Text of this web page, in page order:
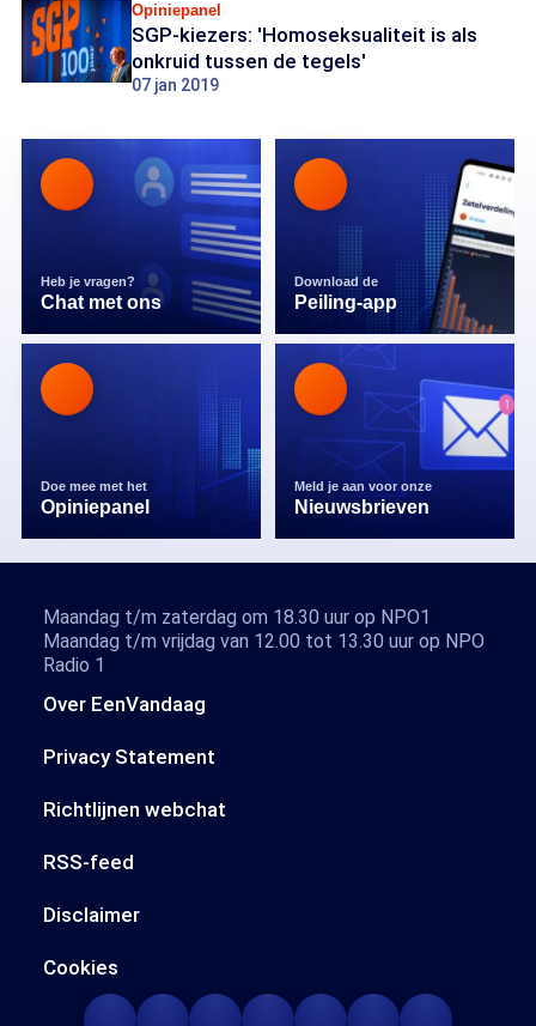
Opiniepanel
SGP-kiezers: 'Homoseksualiteit is als
onkruid tussen de tegels'
07 jan 2019
Heb je vragen?
Chat met ons
Download de
Peiling-app
Doe mee met het
Opiniepanel
Meld je aan voor onze
Nieuwsbrieven
Over EenVandaag
Privacy Statement
Richtlijnen webchat
RSS-feed
Disclaimer
Cookies
Maandag t/m zaterdag om 18.30 uur op NPO1
Maandag t/m vrijdag van 12.00 tot 13.30 uur op NPO
Radio 1